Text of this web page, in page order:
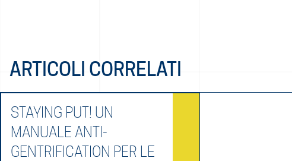
ARTICOLI CORRELATI
STAYING PUT! UN
MANUALE ANTI-
GENTRIFICATION PER LE